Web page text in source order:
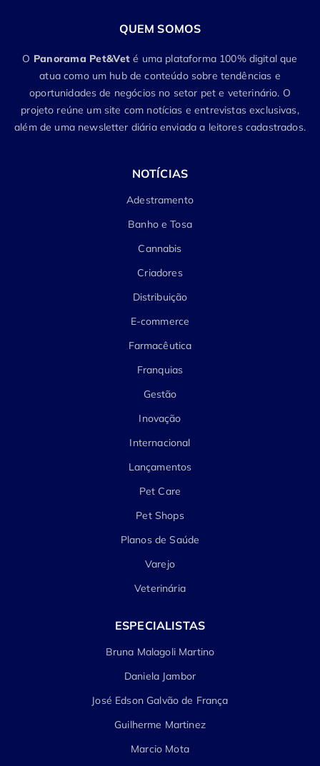
QUEM SOMOS
O Panorama Pet&Vet é uma plataforma 100% digital que
atua como um hub de conteúdo sobre tendências e
oportunidades de negócios no setor pet e veterinário. O
projeto reúne um site com notícias e entrevistas exclusivas,
além de uma newsletter diária enviada a leitores cadastrados.
NOTÍCIAS
Adestramento
Banho e Tosa
Cannabis
Criadores
Distribuição
E-commerce
Farmacêutica
Franquias
Gestão
Inovação
Internacional
Lançamentos
Pet Care
Pet Shops
Planos de Saúde
Varejo
Veterinária
ESPECIALISTAS
Bruna Malagoli Martino
Daniela Jambor
José Edson Galvão de França
Guilherme Martinez
Marcio Mota